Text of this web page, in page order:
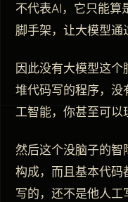
不代表AI，它只能算
脚手架，让大模型通
因此没有大模型这
堆代码写的程序，没
工智能，你甚至可以
然后这个没脑子的智
构成，而且基本代码
写的，还不是他人工